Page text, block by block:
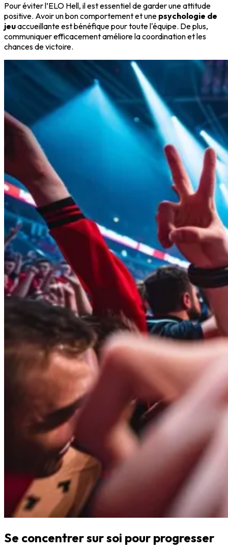
Pour éviter l’ELO Hell, il est essentiel degarder une attitude
positive. Avoir un bon comportement et une psychologie de
jeuaccueillante est bénéfique pour toute l'équipe. De plus,
communiquer efficacementaméliore la coordination et les
chances de victoire.
Se concentrer sur soi pour progresser